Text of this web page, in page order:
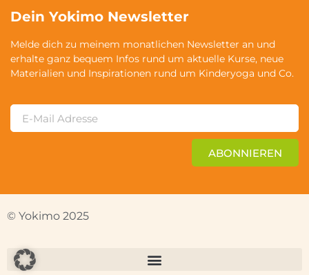
Dein Yokimo Newsletter
Melde dich zu meinem monatlichen Newsletter an und
erhalte ganz bequem Infos rund um aktuelle Kurse, neue
Materialien und Inspirationen rund um Kinderyoga und Co.
ABONNIEREN
© Yokimo 2025